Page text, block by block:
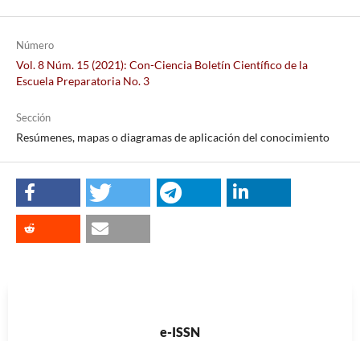
Número
Vol. 8 Núm. 15 (2021): Con-Ciencia Boletín Científico de la
Escuela Preparatoria No. 3
Sección
Resúmenes, mapas o diagramas de aplicación del conocimiento
e-ISSN